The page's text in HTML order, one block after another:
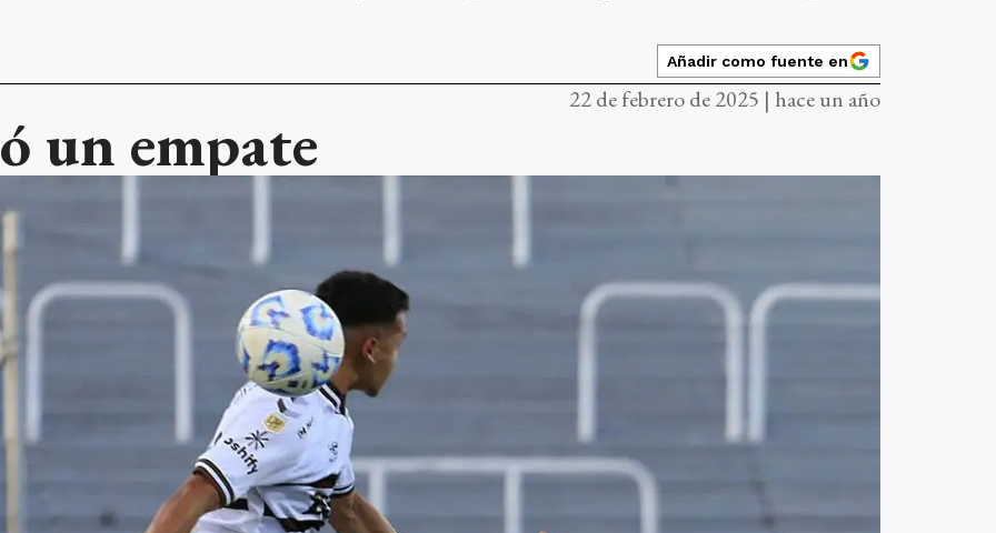
Añadir como fuente en
22 de febrero de 2025 | hace un año
un empate